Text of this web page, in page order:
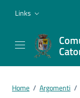
Links
Home / Argomenti /